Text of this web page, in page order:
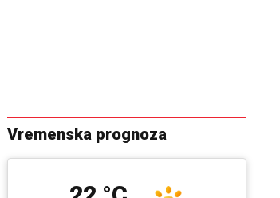
Vremenska prognoza